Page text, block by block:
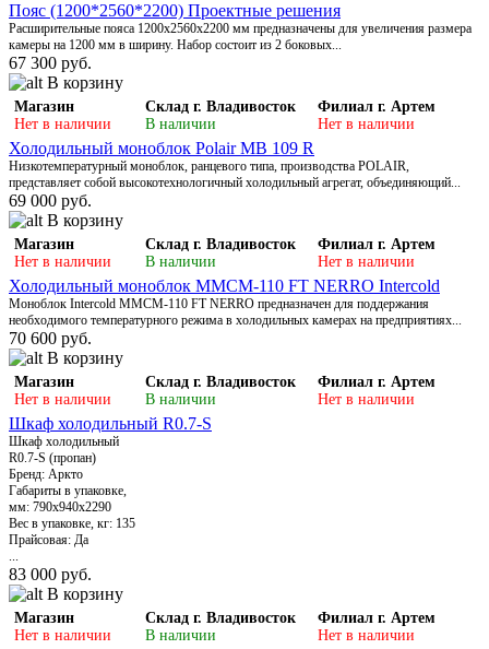
Пояс (1200*2560*2200) Проектные решения
Расширительные пояса 1200х2560х2200 мм предназначены для увеличения размера
камеры на 1200 мм в ширину. Набор состоит из 2 боковых...
67 300 руб.
В корзину
Магазин
Нет в наличии
Склад г. Владивосток
В наличии
Филиал г. Артем
Нет в наличии
Холодильный моноблок Polair МВ 109 R
Низкотемпературный моноблок, ранцевого типа, производства POLAIR,
представляет собой высокотехнологичный холодильный агрегат, объединяющий...
69 000 руб.
В корзину
Магазин
Нет в наличии
Склад г. Владивосток
В наличии
Филиал г. Артем
Нет в наличии
Холодильный моноблок ММСМ-110 FT NERRO Intercold
Моноблок Intercold ММСМ-110 FT NERRO предназначен для поддержания
необходимого температурного режима в холодильных камерах на предприятиях...
70 600 руб.
В корзину
Магазин
Нет в наличии
Склад г. Владивосток
В наличии
Филиал г. Артем
Нет в наличии
Шкаф холодильный R0.7-S
Шкаф холодильный
R0.7-S (пропан)
Бренд: Аркто
Габариты в упаковке,
мм: 790x940x2290
Вес в упаковке, кг: 135
Прайсовая: Дa
...
83 000 руб.
В корзину
Магазин
Нет в наличии
Склад г. Владивосток
В наличии
Филиал г. Артем
Нет в наличии